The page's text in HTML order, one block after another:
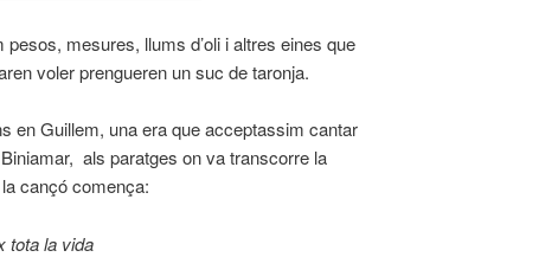
mesures, llums d’oli i altres eines que
voler prengueren un suc de taronja.
en Guillem, una era que acceptassim cantar
als paratges on va transcorre la
cançó comença:
tota la vida